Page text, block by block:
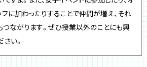
フに加わったりすることで仲間が増え、それ
ながります。ぜひ授業以外のことにも興
い。